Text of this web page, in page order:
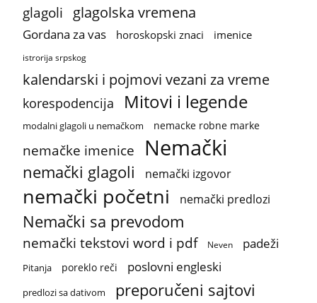
glagoli glagolska vremena
Gordana za vas horoskopski znaci imenice
istrorija srpskog
kalendarski i pojmovi vezani za vreme
korespodencija Mitovi i legende
modalni glagoli u nemačkom nemacke robne marke
nemačke imenice Nemački
nemački glagoli nemački izgovor
nemački početni nemački predlozi
Nemački sa prevodom
nemački tekstovi word i pdf Neven padeži
Pitanja poreklo reči poslovni engleski
predlozi sa dativom preporučeni sajtovi